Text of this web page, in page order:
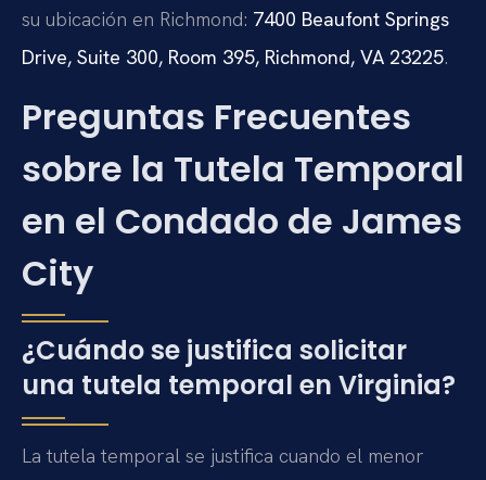
su ubicación en Richmond: 7400 Beaufont Springs
Drive, Suite 300, Room 395, Richmond, VA 23225.
Preguntas Frecuentes
sobre la Tutela Temporal
en el Condado de James
City
¿Cuándo se justifica solicitar
una tutela temporal en Virginia?
La tutela temporal se justifica cuando el menor